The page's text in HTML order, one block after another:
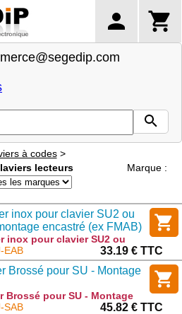
à codes>
lecteurs Marque :
inox pour clavier SU2 ou
encastré (ex FMAB)
inox pour clavier SU2 ou
encastré (ex FMAB) :
EAB
33.19 € TTC
Brossé pour SU - Montage
Brossé pour SU - Montage
SAB
SAB
45.82 € TTC